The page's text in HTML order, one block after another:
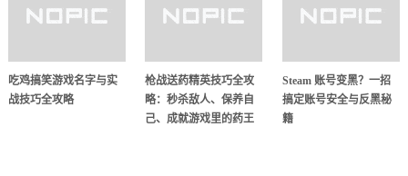
吃鸡搞笑游戏名字与实
战技巧全攻略
枪战送药精英技巧全攻
略：秒杀敌人、保养自
己、成就游戏里的药王
Steam 账号变黑？一招
搞定账号安全与反黑秘
籍